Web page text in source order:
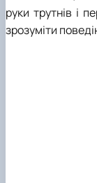
руки трутнів і
зрозуміти